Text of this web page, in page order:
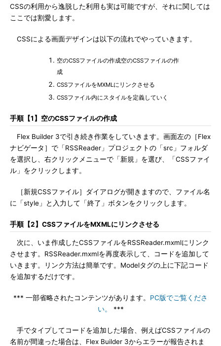
CSSの利用から逸脱した利用も実は可能ですが、それに関しては
ここでは割愛します。
CSSによる画面デザインは以下の流れでやっていきます。
空のCSSファイルの作成空のCSSファイルの作
成
CSSファイルをMXMLにリンクさせる
CSSファイル内にスタイルを定義していく
手順【1】空のCSSファイルの作成
Flex Builder 3で引き続き作業をしていきます。画面左の［Flex
ナビゲータ］で「RSSReader」プロジェクトの「src」フォルダ
を選択し、右クリックメニューで「新規」を選び、「CSSファイ
ル」をクリックします。
［新規CSSファイル］ダイアログが開きますので、ファイル名
に「style」と入力して「終了」ボタンをクリックします。
手順【2】CSSファイルをMXMLにリンクさせる
次に、いま作成したCSSファイルをRSSReader.mxmlにリンク
させます。RSSReader.mxmlを再度表示して、コードを追加して
いきます。リンク方法は簡単です。Modelタグの上に下記コード
を追加するだけです。
*** 一部省略されたコンテンツがあります。 PC版でご覧くださ
い。
***
手でタイプしてコードを追加した場合、例えばCSSファイルの
名前が間違った場合は、Flex Builder 3からエラーが報告されま